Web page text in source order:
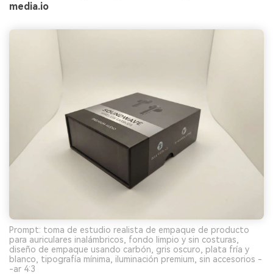
media.io
Prompt: toma de estudio realista de empaque de producto
para auriculares inalámbricos, fondo limpio y sin costuras,
diseño de empaque usando carbón, gris oscuro, plata fría y
blanco, tipografía mínima, iluminación premium, sin accesorios -
-ar 4:3